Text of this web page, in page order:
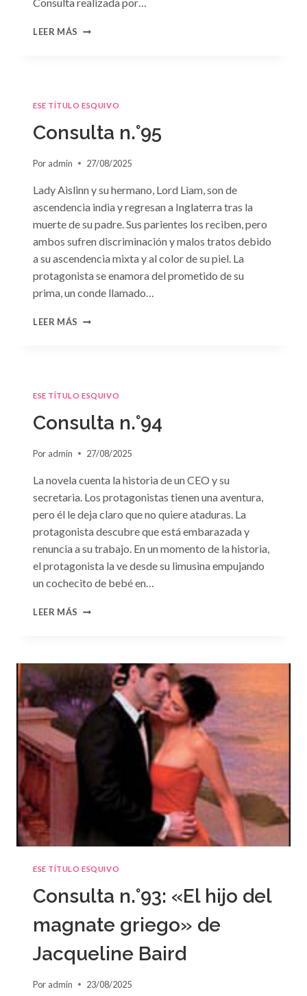
LEER MÁS CONSULTA
ESE TÍTULO ESQUIVO
Consulta n.°95
Por admin 27/08/2025
Lady Aislinn y su hermano, Lord Liam, son de
ascendencia india y regresan a Inglaterra tras la
muerte de su padre. Sus parientes los reciben, pero
ambos sufren discriminación y malos tratos debido
a su ascendencia mixta y al color de su piel. La
protagonista se enamora del prometido de su
prima, un conde llamado…
LEER MÁS CONSULTA
ESE TÍTULO ESQUIVO
Consulta n.°94
Por admin 27/08/2025
La novela cuenta la historia de un CEO y su
secretaria. Los protagonistas tienen una aventura,
pero él le deja claro que no quiere ataduras. La
protagonista descubre que está embarazada y
renuncia a su trabajo. En un momento de la historia,
el protagonista la ve desde su limusina empujando
un cochecito de bebé en…
LEER MÁS CONSULTA
ESE TÍTULO ESQUIVO
Consulta n.°93: «El hijo del
magnate griego» de
Jacqueline Baird
Por admin 23/08/2025